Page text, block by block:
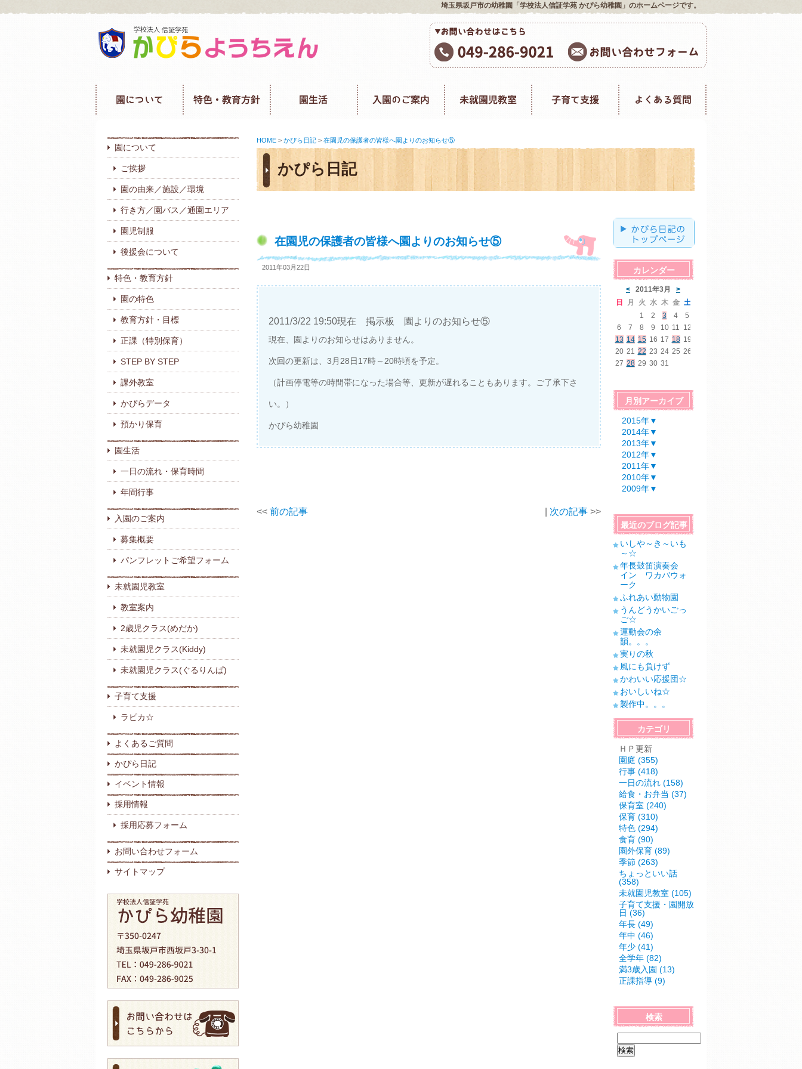
埼玉県坂戸市の幼稚園「学校法人信証学苑 かぴら幼稚園」のホームページです。
園について
ご挨拶
園の由来／施設／環境
行き方／園バス／通園エリア
園児制服
後援会について
特色・教育方針
園の特色
教育方針・目標
正課（特別保育）
STEP BY STEP
課外教室
かぴらデータ
預かり保育
園生活
一日の流れ・保育時間
年間行事
入園のご案内
募集概要
パンフレットご希望フォーム
未就園児教室
教室案内
2歳児クラス(めだか)
未就園児クラス(Kiddy)
未就園児クラス(ぐるりんぱ)
子育て支援
ラピカ☆
よくあるご質問
かぴら日記
イベント情報
採用情報
採用応募フォーム
お問い合わせフォーム
サイトマップ
HOME > かぴら日記 > 在園児の保護者の皆様へ園よりのお知らせ⑤
かぴら日記
在園児の保護者の皆様へ園よりのお知らせ⑤
2011年03月22日
2011/3/22 19:50現在 掲示板 園よりのお知らせ⑤
現在、園よりのお知らせはありません。
次回の更新は、3月28日17時～20時頃を予定。
（計画停電等の時間帯になった場合等、更新が遅れることもあります。ご了承下さ
い。）
かぴら幼稚園
カレンダー
月別アーカイブ
2015年▼
2014年▼
2013年▼
2012年▼
2011年▼
2010年▼
2009年▼
最近のブログ記事
いしや～き～いも
～☆
年長鼓笛演奏会
イン ワカバウォ
ーク
ふれあい動物園
うんどうかいごっ
ご☆
運動会の余
韻。。。
実りの秋
風にも負けず
かわいい応援団☆
おいしいね☆
製作中。。。
カテゴリ
ＨＰ更新
園庭 (355)
行事 (418)
一日の流れ (158)
給食・お弁当 (37)
保育室 (240)
保育 (310)
特色 (294)
食育 (90)
園外保育 (89)
季節 (263)
ちょっといい話
(358)
未就園児教室 (105)
子育て支援・園開放
日 (36)
年長 (49)
年中 (46)
年少 (41)
全学年 (82)
満3歳入園 (13)
正課指導 (9)
検索
<< 前の記事 次の記事 >>